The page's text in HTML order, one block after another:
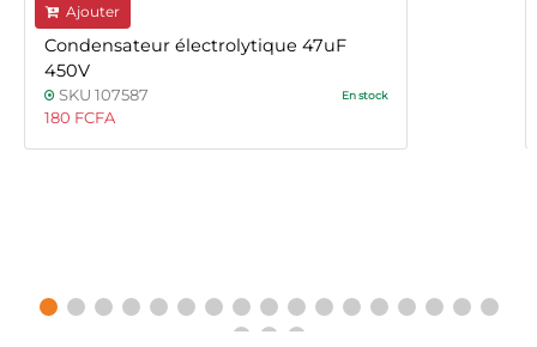
Ajouter
Condensateur électrolytique 47uF
450V
SKU 107587 En stock
180 FCFA